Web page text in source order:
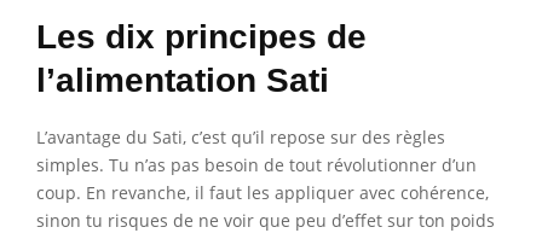
Les dix principes de
l’alimentation Sati
L’avantage du Sati, c’est qu’il repose sur des règles
simples. Tu n’as pas besoin de tout révolutionner d’un
coup. En revanche, il faut les appliquer avec cohérence,
sinon tu risques de ne voir que peu d’effet sur ton poids